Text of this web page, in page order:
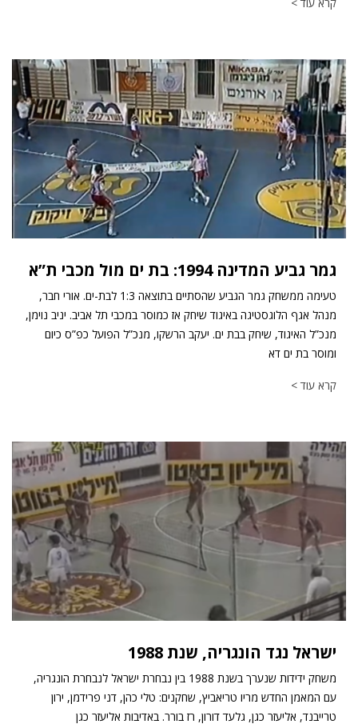
גמר גביע המדינה 1994: בת ים מול מכבי ת”א
טעימה ממשחק גמר הגביע שהסתיים בתוצאה 1:3 לבת-ים. אורי חבר,
מנהל אגף הלוגסטיגה באיגוד שיחק אז כמוסר במכבי תל אביב. יניב נוימן,
מנכ”ל האיגוד, שיחק בבת ים. יעקב הרשקו, מנכ”ל הפועל כפ”ס כיום
ומוסר בת ים דא
קרא עוד >
ישראל נגד הונגריה, שנת 1988
משחק ידידות שנערך בשנת 1988 בין נבחרת ישראל לנבחרת הונגריה,
עם המאמן החדש מריו טריאביץ, שחקנים: טלי כהן, דני פרידמן, ירון
טרייבנד, אליעזר כגן, גלעד דורון, רז בורר. באדיבות אליעזר כגן